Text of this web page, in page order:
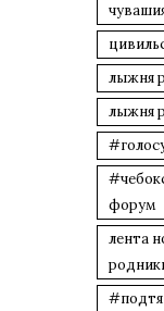
лыжня
лыжня
форум
лента